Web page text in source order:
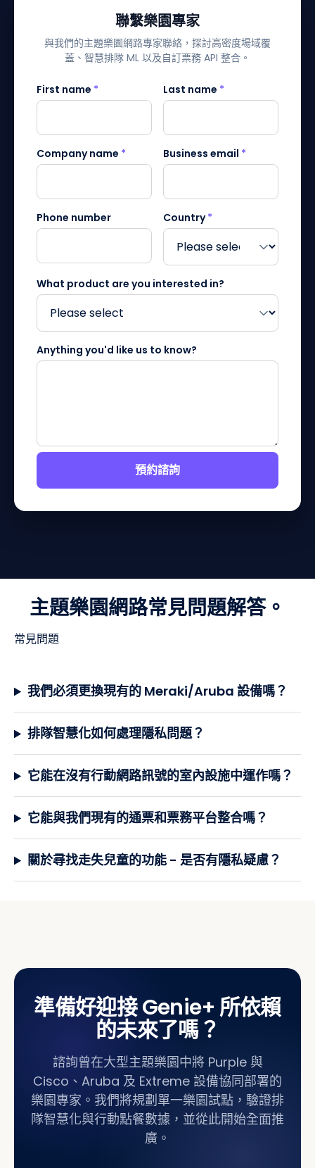
聯繫樂園專家
與我們的主題樂園網路專家聯絡，探討高密度場域覆
蓋、智慧排隊 ML 以及自訂票務 API 整合。
First name * Last name *
Company name * Business email *
Phone number Country*
What product are you interested in?
Anything you'd like us to know?
預約諮詢
主題樂園網路常見問題解答。
常見問題
我們必須更換現有的 Meraki/Aruba 設備嗎？
排隊智慧化如何處理隱私問題？
它能在沒有行動網路訊號的室內設施中運作嗎？
它能與我們現有的通票和票務平台整合嗎？
關於尋找走失兒童的功能 - 是否有隱私疑慮？
準備好迎接 Genie+ 所依賴
的未來了嗎？
諮詢曾在大型主題樂園中將 Purple 與
Cisco、Aruba 及 Extreme 設備協同部署的
樂園專家。我們將規劃單一樂園試點，驗證排
隊智慧化與行動點餐數據，並從此開始全面推
廣。